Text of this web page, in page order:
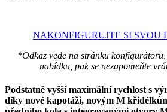
NAKONFIGURUJTE SI SVOU
*Odkaz vede na stránku
nabídku, pak se nezapomeňte
Podstatně vyšší maximální rychlost s
díky nové kapotáži, novým M